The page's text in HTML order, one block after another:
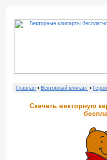
Главная • Векторный клипарт •
Скачать векторную